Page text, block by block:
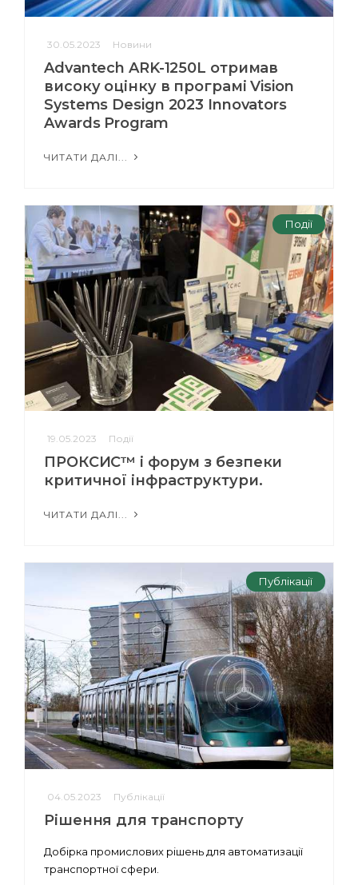
30.05.2023 Новини
Advantech ARK-1250L отримав
високу оцінку в програмі Vision
Systems Design 2023 Innovators
Awards Program
ЧИТАТИ ДАЛІ...
Події
19.05.2023 Події
ПРОКСИС™ і форум з безпеки
критичної інфраструктури.
ЧИТАТИ ДАЛІ...
Публікації
04.05.2023 Публікації
Рішення для транспорту
Добірка промислових рішень для автоматизації
транспортної сфери.